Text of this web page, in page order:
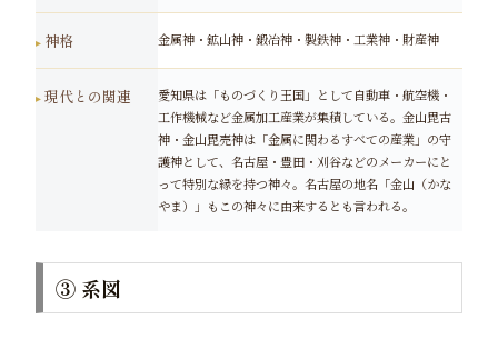
神格 金属神・鉱山神・鍛冶神・製鉄神・工業神・財産神
現代との関連
愛知県は「ものづくり王国」として自動車・航空機・
工作機械など金属加工産業が集積している。金山毘古
神・金山毘売神は「金属に関わるすべての産業」の守
護神として、名古屋・豊田・刈谷などのメーカーにと
って特別な縁を持つ神々。名古屋の地名「金山（かな
やま）」もこの神々に由来するとも言われる。
③ 系図